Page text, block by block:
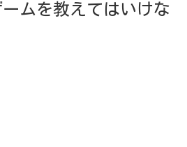
ムを教えてはいけな